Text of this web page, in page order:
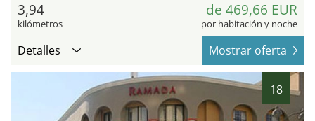
3,94
kilómetros
de 469,66 EUR
por habitación y noche
Detalles Mostrar oferta
18